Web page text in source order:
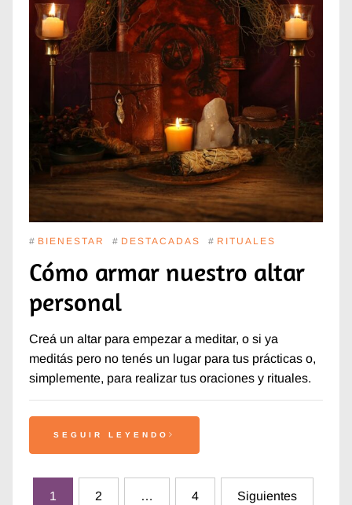
# BIENESTAR # DESTACADAS # RITUALES
Cómo armar nuestro altar
personal
Creá un altar para empezar a meditar, o si ya
meditás pero no tenés un lugar para tus prácticas o,
simplemente, para realizar tus oraciones y rituales.
SEGUIR LEYENDO
Paginación
1 2 … 4 Siguientes